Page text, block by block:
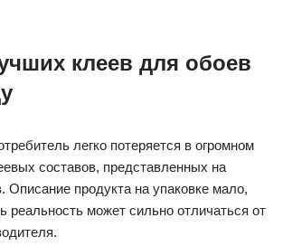
клеев для обоев
легко потеряется в огромном
составов, представленных на
Описание продукта на упаковке мало,
реальность может сильно отличаться от